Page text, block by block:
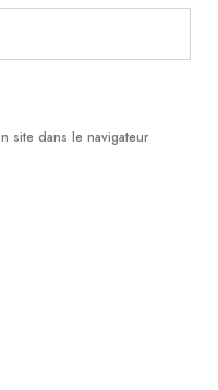
site dans le navigateur